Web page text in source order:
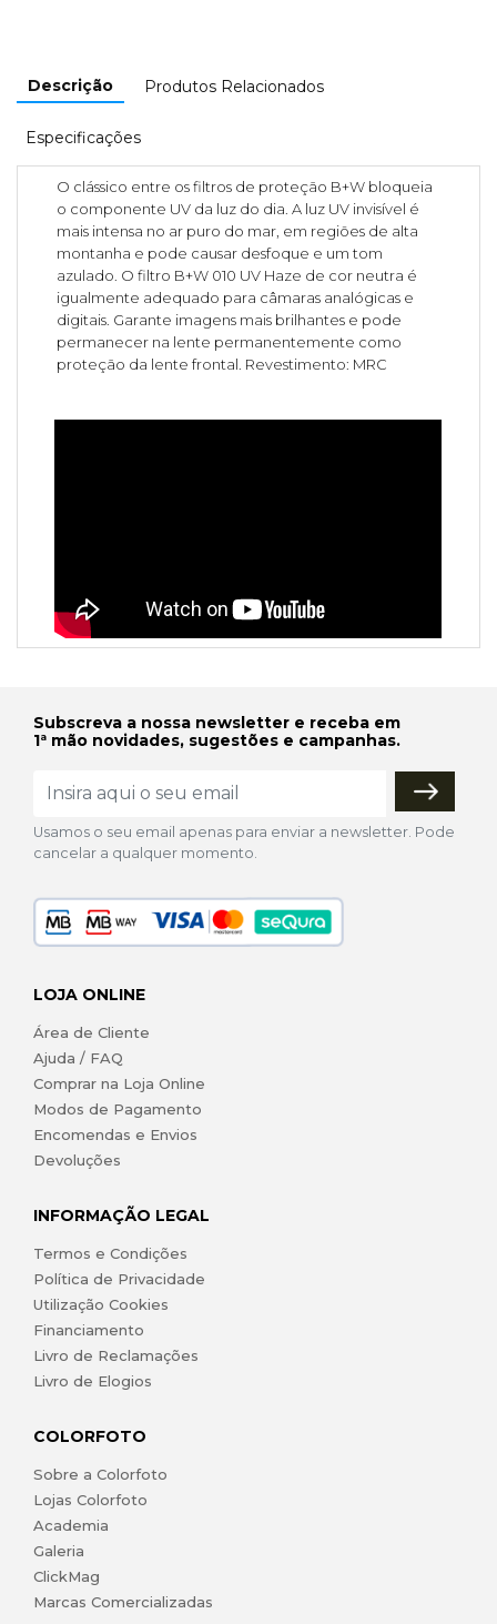
Descrição Produtos Relacionados
Especificações
O clássico entre os filtros de proteção B+W bloqueia
o componente UV da luz do dia. A luz UV invisível é
mais intensa no ar puro do mar, em regiões de alta
montanha e pode causar desfoque e um tom
azulado. O filtro B+W 010 UV Haze de cor neutra é
igualmente adequado para câmaras analógicas e
digitais. Garante imagens mais brilhantes e pode
permanecer na lente permanentemente como
proteção da lente frontal. Revestimento: MRC
Subscreva a nossa newsletter e receba em
1ª mão novidades, sugestões e campanhas.
Usamos o seu email apenas para enviar a newsletter. Pode
cancelar a qualquer momento.
LOJA ONLINE
Área de Cliente
Ajuda / FAQ
Comprar na Loja Online
Modos de Pagamento
Encomendas e Envios
Devoluções
INFORMAÇÃO LEGAL
Termos e Condições
Política de Privacidade
Utilização Cookies
Financiamento
Livro de Reclamações
Livro de Elogios
COLORFOTO
Sobre a Colorfoto
Lojas Colorfoto
Academia
Galeria
ClickMag
Marcas Comercializadas